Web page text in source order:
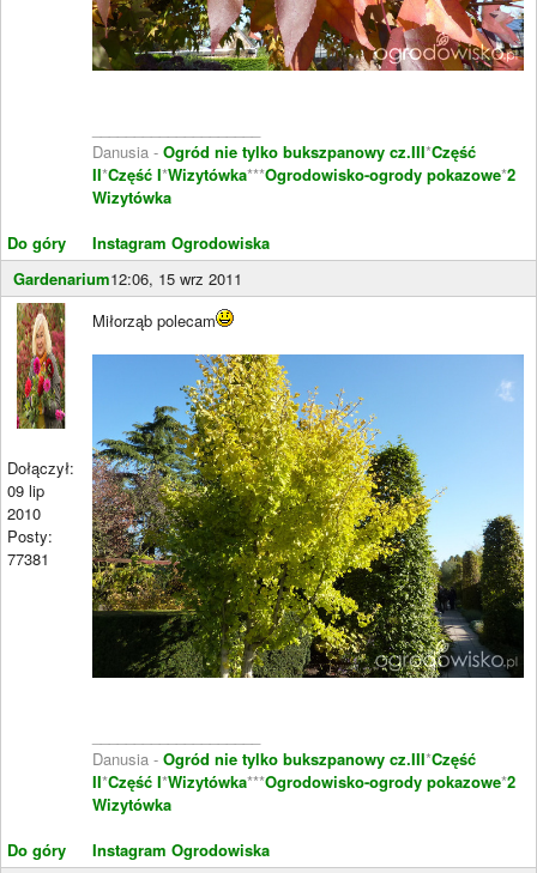
Do góry
Danusia - Ogród nie tylko bukszpanowy cz.III*Część
II*Część I*Wizytówka***Ogrodowisko-ogrody pokazowe*2
Wizytówka
Instagram Ogrodowiska
Gardenarium12:06, 15 wrz 2011
Dołączył:
09 lip
2010
Posty:
77381
Do góry
Miłorząb polecam
Danusia - Ogród nie tylko bukszpanowy cz.III*Część
II*Część I*Wizytówka***Ogrodowisko-ogrody pokazowe*2
Wizytówka
Instagram Ogrodowiska